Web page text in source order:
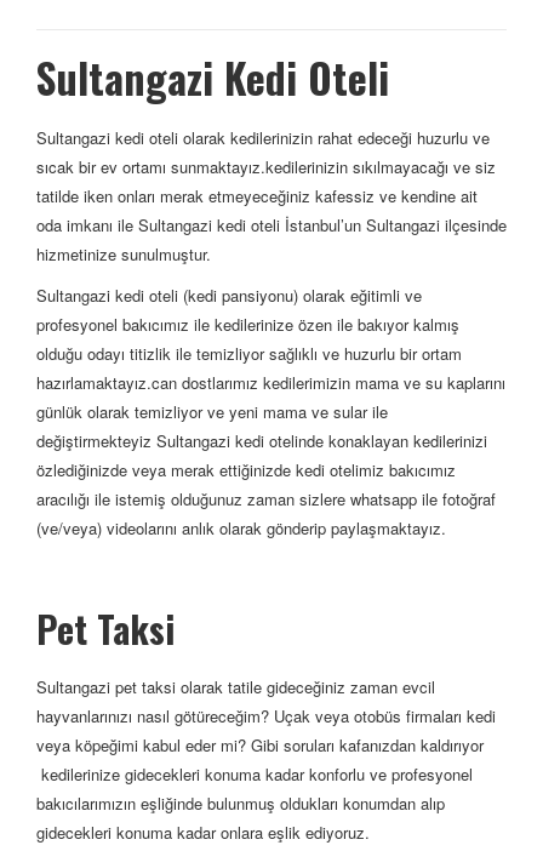
Sultangazi Kedi Oteli
Sultangazi kedi oteli olarak kedilerinizin rahat edeceği huzurlu ve
sıcak bir ev ortamı sunmaktayız.kedilerinizin sıkılmayacağı ve siz
tatilde iken onları merak etmeyeceğiniz kafessiz ve kendine ait
oda imkanı ile Sultangazi kedi oteli İstanbul’un Sultangazi ilçesinde
hizmetinize sunulmuştur.
Sultangazi kedi oteli (kedi pansiyonu) olarak eğitimli ve
profesyonel bakıcımız ile kedilerinize özen ile bakıyor kalmış
olduğu odayı titizlik ile temizliyor sağlıklı ve huzurlu bir ortam
hazırlamaktayız.can dostlarımız kedilerimizin mama ve su kaplarını
günlük olarak temizliyor ve yeni mama ve sular ile
değiştirmekteyiz Sultangazi kedi otelinde konaklayan kedilerinizi
özlediğinizde veya merak ettiğinizde kedi otelimiz bakıcımız
aracılığı ile istemiş olduğunuz zaman sizlere whatsapp ile fotoğraf
(ve/veya) videolarını anlık olarak gönderip paylaşmaktayız.
Pet Taksi
Sultangazi pet taksi olarak tatile gideceğiniz zaman evcil
hayvanlarınızı nasıl götüreceğim? Uçak veya otobüs firmaları kedi
veya köpeğimi kabul eder mi? Gibi soruları kafanızdan kaldırıyor
kedilerinize gidecekleri konuma kadar konforlu ve profesyonel
bakıcılarımızın eşliğinde bulunmuş oldukları konumdan alıp
gidecekleri konuma kadar onlara eşlik ediyoruz.